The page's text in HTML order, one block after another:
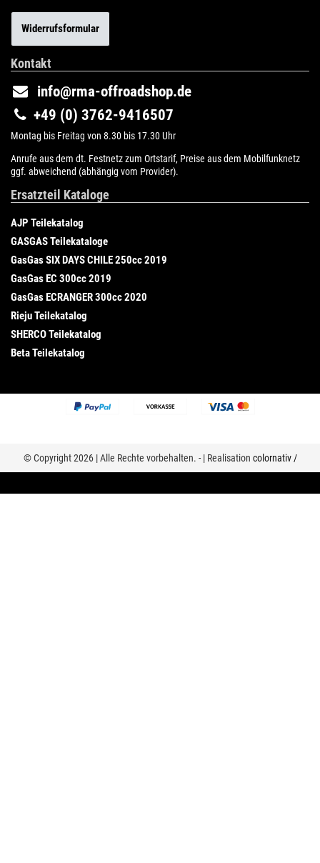
Widerrufsformular
Kontakt
info@rma-offroadshop.de
+49 (0) 3762-9416507
Montag bis Freitag von 8.30 bis 17.30 Uhr
Anrufe aus dem dt. Festnetz zum Ortstarif, Preise aus dem Mobilfunknetz
ggf. abweichend (abhängig vom Provider).
Ersatzteil Kataloge
AJP Teilekatalog
GASGAS Teilekataloge
GasGas SIX DAYS CHILE 250cc 2019
GasGas EC 300cc 2019
GasGas ECRANGER 300cc 2020
Rieju Teilekatalog
SHERCO Teilekatalog
Beta Teilekatalog
© Copyright 2026 | Alle Rechte vorbehalten. - | Realisation colornativ /